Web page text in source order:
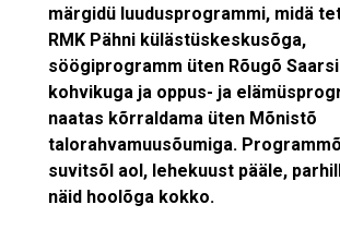
märgidü luudusprogrammi, midä
RMK Pähni külästüskeskusõga,
söögiprogramm üten Rõugõ
kohvikuga ja oppus- ja
naatas kõrraldama üten Mõnistõ
talorahvamuusõumiga.
suvitsõl aol, lehekuust pääle,
näid hoolõga kokko.